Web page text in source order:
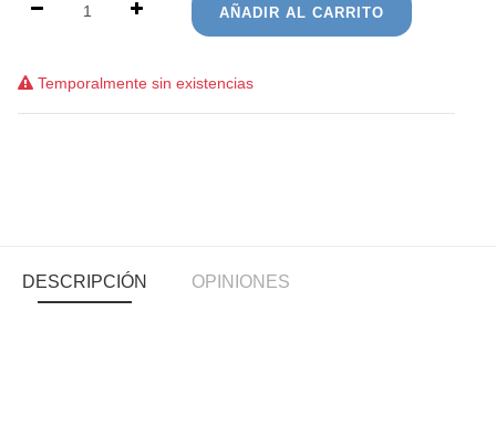
AÑADIR AL CARRITO
Temporalmente sin existencias
DESCRIPCIÓN OPINIONES